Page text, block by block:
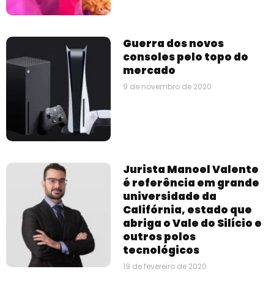
Guerra dos novos
consoles pelo topo do
mercado
9 de novembro de 2020
Jurista Manoel Valente
é referência em grande
universidade da
Califórnia, estado que
abriga o Vale do Silício e
outros polos
tecnológicos
19 de fevereiro de 2020